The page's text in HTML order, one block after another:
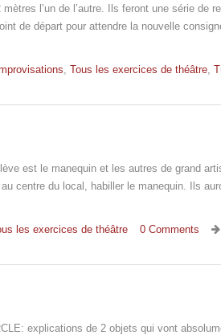
l’un de l’autre. Ils feront une série de
de départ pour attendre la nouvelle
, Tous les exercices de théâtre,
est le manequin et les autres de grand
centre du local, habiller le manequin. Ils
les exercices de théâtre 0 Comments
explications de 2 objets qui vont